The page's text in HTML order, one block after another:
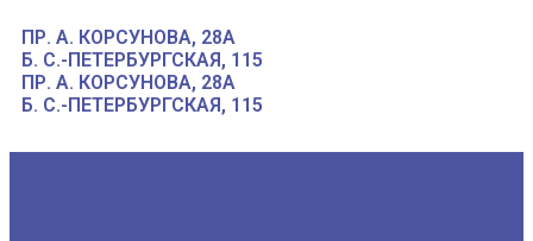
ПР. А. КОРСУНОВА, 28А
Б. С.-ПЕТЕРБУРГСКАЯ, 115
ПР. А. КОРСУНОВА, 28А
Б. С.-ПЕТЕРБУРГСКАЯ, 115